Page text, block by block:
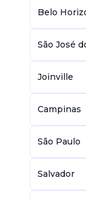
Belo
São José
Joinville
Campinas
São Paulo
Salvador